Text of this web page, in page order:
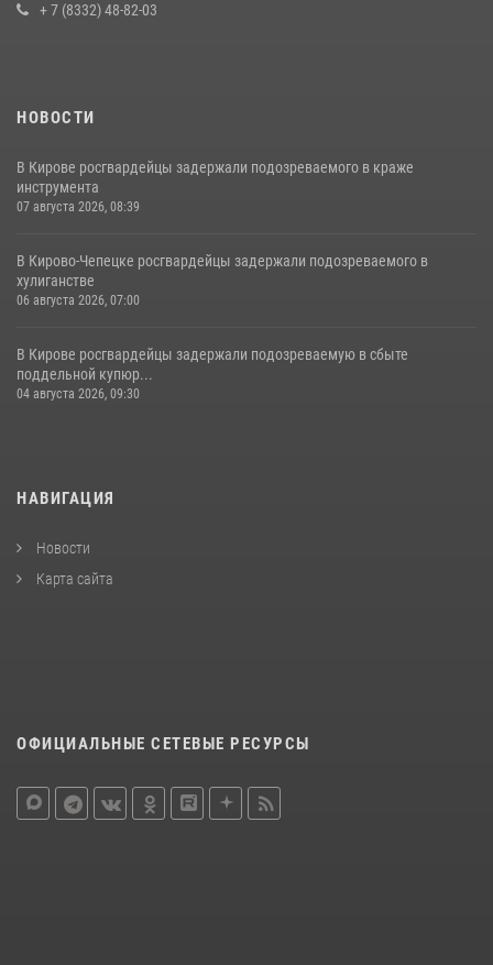
21 июля 2026, 08:20
+ 7 (8332) 48-82-03
НОВОСТИ
В Кирове росгвардейцы задержали подозреваемого в краже
инструмента
07 августа 2026, 08:39
В Кирово-Чепецке росгвардейцы задержали подозреваемого в
хулиганстве
06 августа 2026, 07:00
В Кирове росгвардейцы задержали подозреваемую в сбыте
поддельной купюр...
04 августа 2026, 09:30
НАВИГАЦИЯ
Новости
Карта сайта
ОФИЦИАЛЬНЫЕ СЕТЕВЫЕ РЕСУРСЫ